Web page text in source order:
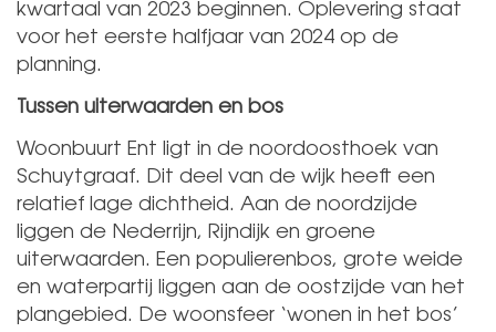
kwartaal van 2023 beginnen. Oplevering staat
voor het eerste halfjaar van 2024 op de
planning.
Tussen uiterwaarden en bos
Woonbuurt Ent ligt in de noordoosthoek van
Schuytgraaf. Dit deel van de wijk heeft een
relatief lage dichtheid. Aan de noordzijde
liggen de Nederrijn, Rijndijk en groene
uiterwaarden. Een populierenbos, grote weide
en waterpartij liggen aan de oostzijde van het
plangebied. De woonsfeer ‘wonen in het bos’